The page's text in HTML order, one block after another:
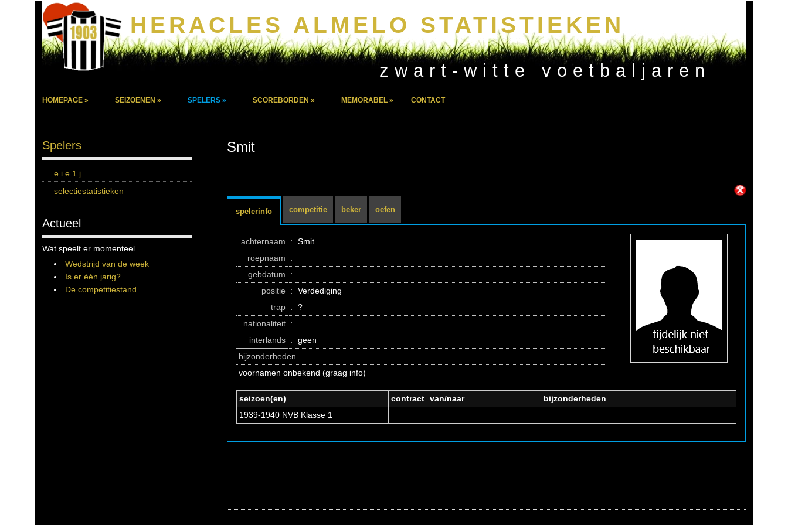
HERACLES ALMELO STATISTIEKEN
zwart-witte voetbaljaren
HOMEPAGE » SEIZOENEN » SPELERS » SCOREBORDEN » MEMORABEL » CONTACT
Spelers
e.i.e.1.j.
selectiestatistieken
Actueel
Wat speelt er momenteel
Wedstrijd van de week
Is er één jarig?
De competitiestand
Smit
spelerinfo competitie beker oefen
achternaam :
Smit
roepnaam
:
gebdatum
:
positie :
Verdediging
trap :
?
nationaliteit :
interlands :
geen
bijzonderheden
voornamen onbekend (graag info)
seizoen(en) contract van/naar
bijzonderheden
1939-1940 NVB Klasse 1